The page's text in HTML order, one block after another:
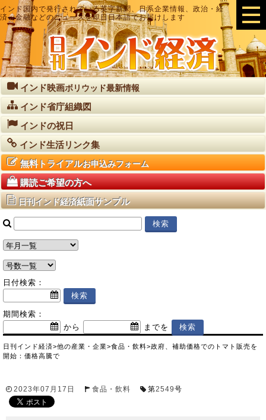
インド国内で発行されている英字新聞、日系企業情報、政治・経
済・金融などのニュースを即日日本語でお届けします
インド映画ボリウッド最新情報
インド省庁組織図
インドの祝日
インド生活リンク集
無料トライアルお申込みフォーム
購読ご希望の方へ
日刊インド経済紙面サンプル
日付検索：
期間検索：
から
までを
日刊インド経済>他の産業・企業>食品・飲料>政府、補助価格でのトマト販売を
開始：価格高騰で
2023年07月17日 食品・飲料 第2549号